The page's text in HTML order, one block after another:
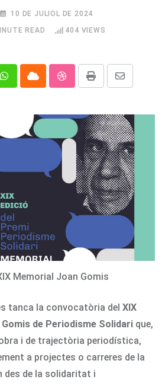
10 DE JULIOL DE 2024
READ 404 VIEWS
WhatsappCloud StumbleUpon
Print
Share
Email
Memorial Joan Gomis
tanca la convocatòria del XIX
de Periodisme Solidari que,
i de trajectòria periodística,
a projectes o carreres de la
des de la solidaritat i